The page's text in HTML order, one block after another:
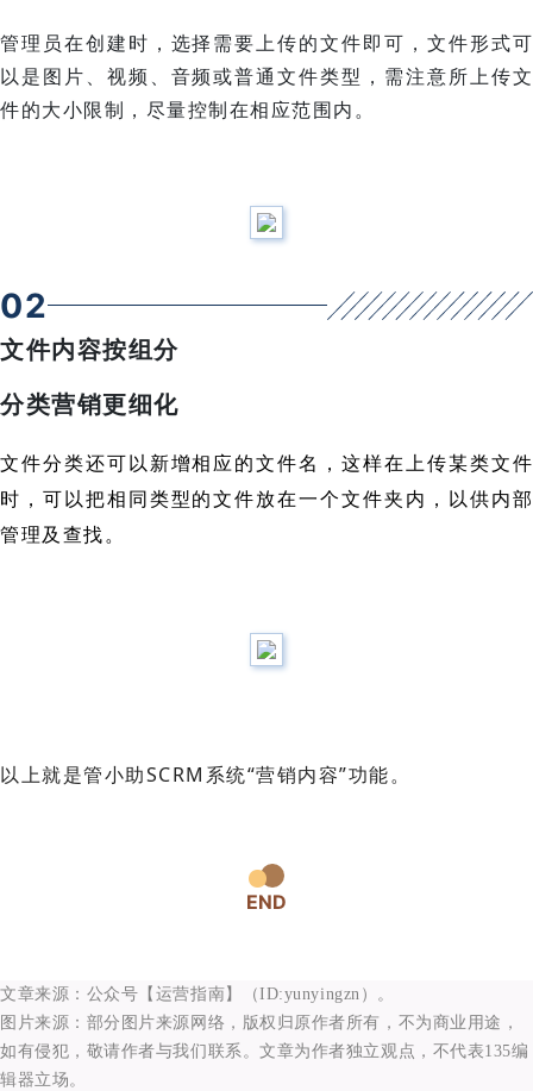
管理员在创建时，选择需要上传的文件即可，文件形式可
以是图片、视频、音频或普通文件类型，需注意所上传文
件的大小限制，尽量控制在相应范围内。
02
文件内容按组分
分类营销更细化
文件分类还可以新增相应的文件名，这样在上传某类文件
时，可以把相同类型的文件放在一个文件夹内，以供内部
管理及查找。
以上就是管小助SCRM系统“营销内容”功能。
END
文章来源：公众号【运营指南】（ID:yunyingzn ）。
图片来源：部分图片来源网络，版权归原作者所有，不为商业用途，
如有侵犯，敬请作者与我们联系。文章为作者独立观点，不代表135编
辑器立场。